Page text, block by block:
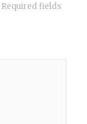
Required fields